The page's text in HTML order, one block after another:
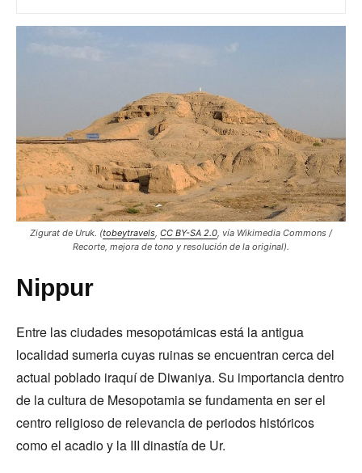
Zigurat de Uruk. (tobeytravels, CC BY-SA 2.0, vía Wikimedia Commons /
Recorte, mejora de tono y resolución de la original).
Nippur
Entre las ciudades mesopotámicas está la antigua
localidad sumeria cuyas ruinas se encuentran cerca del
actual poblado iraquí de Diwaniya. Su importancia dentro
de la cultura de Mesopotamia se fundamenta en ser el
centro religioso de relevancia de periodos históricos
como el acadio y la III dinastía de Ur.